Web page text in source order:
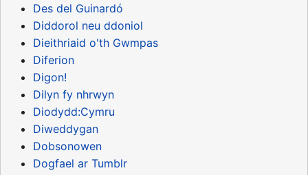
Des del Guinardó
Diddorol neu ddoniol
Dieithriaid o'th Gwmpas
Diferion
Digon!
Dilyn fy nhrwyn
Diodydd:Cymru
Diweddygan
Dobsonowen
Dogfael ar Tumblr